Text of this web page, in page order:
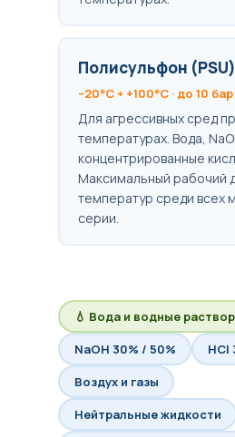
Полисульфон (PSU)
–20°C ÷ +100°C · до 10 бар
Для агрессивных сред
температурах. Вода,
концентрированные
Максимальный рабочий
температур среди всех
серии.
💧 Вода и водные
NaOH 30% / 50%
HCl
Воздух и газы
Нейтральные жидкости